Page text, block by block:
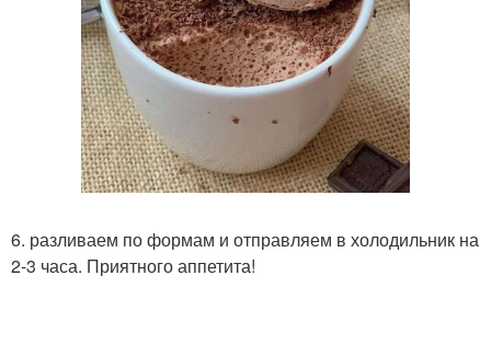
6. разливаем по формам и отправляем в холодильник на
2-3 часа. Приятного аппетита!